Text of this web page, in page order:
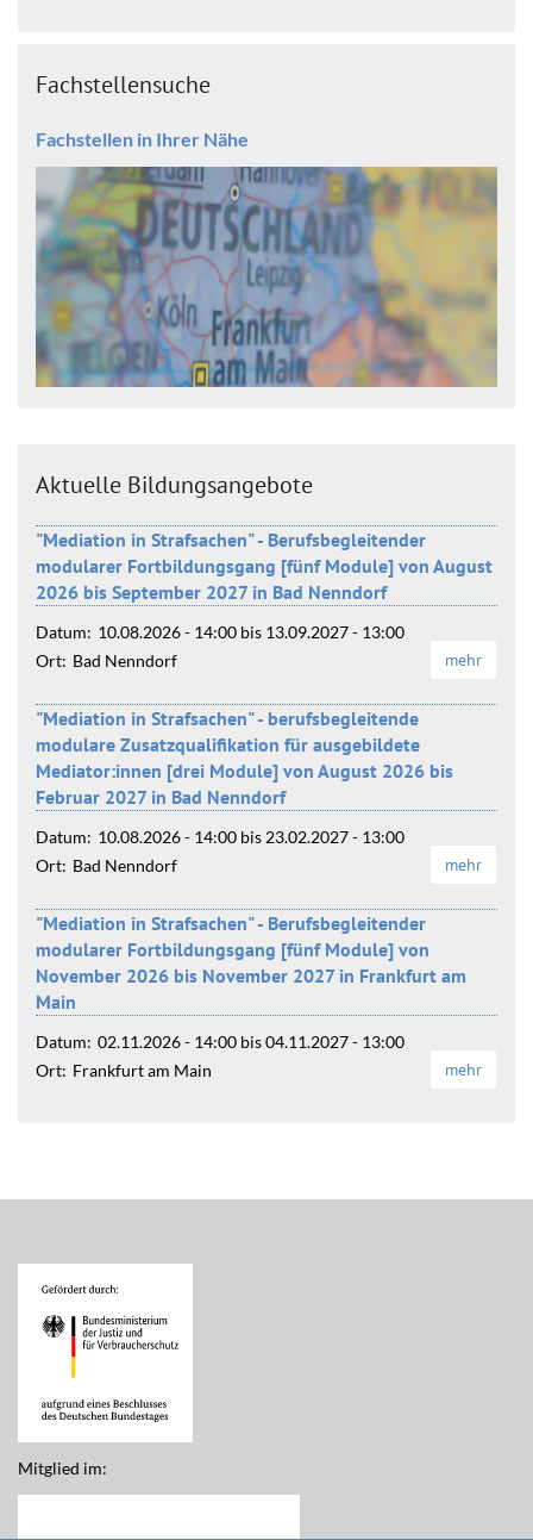
Fachstellensuche
Fachstellen in Ihrer Nähe
Aktuelle Bildungsangebote
"Mediation in Strafsachen" - Berufsbegleitender
modularer Fortbildungsgang [fünf Module] von August
2026 bis September 2027 in Bad Nenndorf
Datum: 10.08.2026 - 14:00 bis 13.09.2027 - 13:00
Ort: Bad Nenndorf mehr
"Mediation in Strafsachen" - berufsbegleitende
modulare Zusatzqualifikation für ausgebildete
Mediator:innen [drei Module] von August 2026 bis
Februar 2027 in Bad Nenndorf
Datum: 10.08.2026 - 14:00 bis 23.02.2027 - 13:00
Ort: Bad Nenndorf mehr
"Mediation in Strafsachen" - Berufsbegleitender
modularer Fortbildungsgang [fünf Module] von
November 2026 bis November 2027 in Frankfurt am
Main
Datum: 02.11.2026 - 14:00 bis04.11.2027 - 13:00
Ort: Frankfurt am Main mehr
Mitglied im: